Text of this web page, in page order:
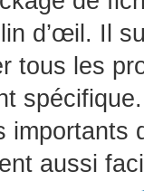
d’œil. Il
tous les
importants
aussi